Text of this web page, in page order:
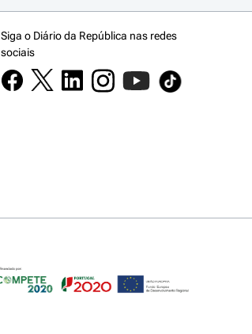
Siga o Diário da República nas redes
sociais